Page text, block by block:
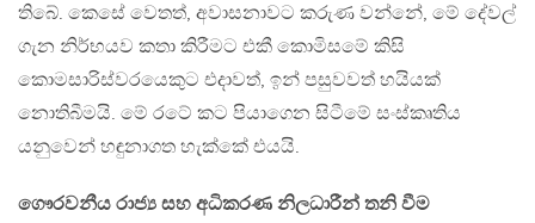
තිබේ. කෙසේ වෙතත්, අවාසනාවට කරුණ වන්නේ, මේ දේවල්
ගැන නිර්භයව කතා කිරීමට එකී කොමිසමේ කිසි
කොමසාරිස්වරයෙකුට එදාවත්, ඉන් පසුවවත් හයියක්
නොතිබීමයි. මේ රටේ කට පියාගෙන සිටීමේ සංස්කෘතිය
යනුවෙන් හඳුනාගත හැක්කේ එයයි.
ගෞරවනීය රාජ්‍ය සහ අධිකරණ නිලධාරීන් තනි වීම